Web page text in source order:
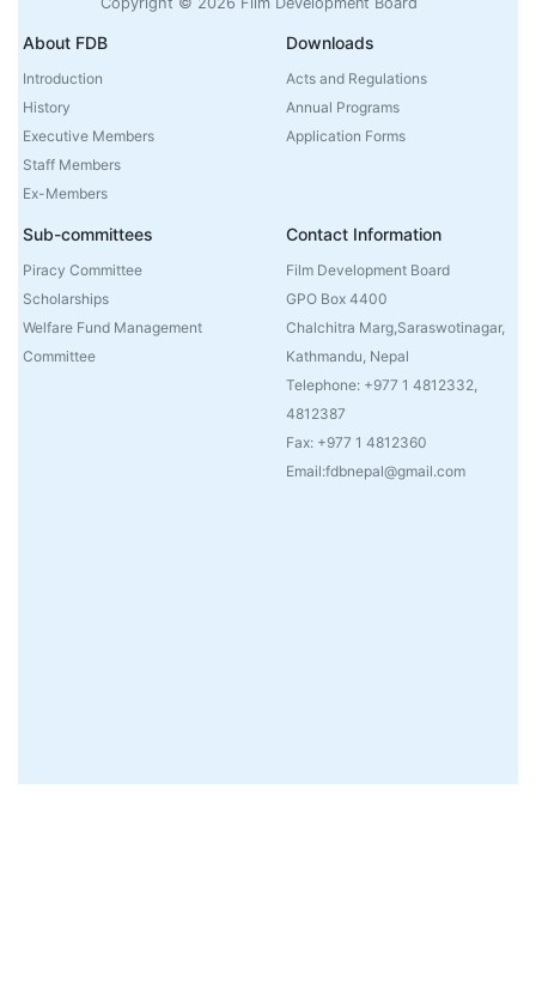
About FDB
Introduction
History
Executive Members
Staff Members
Ex-Members
Downloads
Acts and Regulations
Annual Programs
Application Forms
Sub-committees
Piracy Committee
Scholarships
Welfare Fund Management
Committee
Contact Information
Film Development Board
GPO Box 4400
Chalchitra Marg,Saraswotinagar,
Kathmandu, Nepal
Telephone: +977 1 4812332,
4812387
Fax: +977 1 4812360
Email:fdbnepal@gmail.com